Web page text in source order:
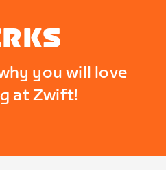
you will love
at Zwift!